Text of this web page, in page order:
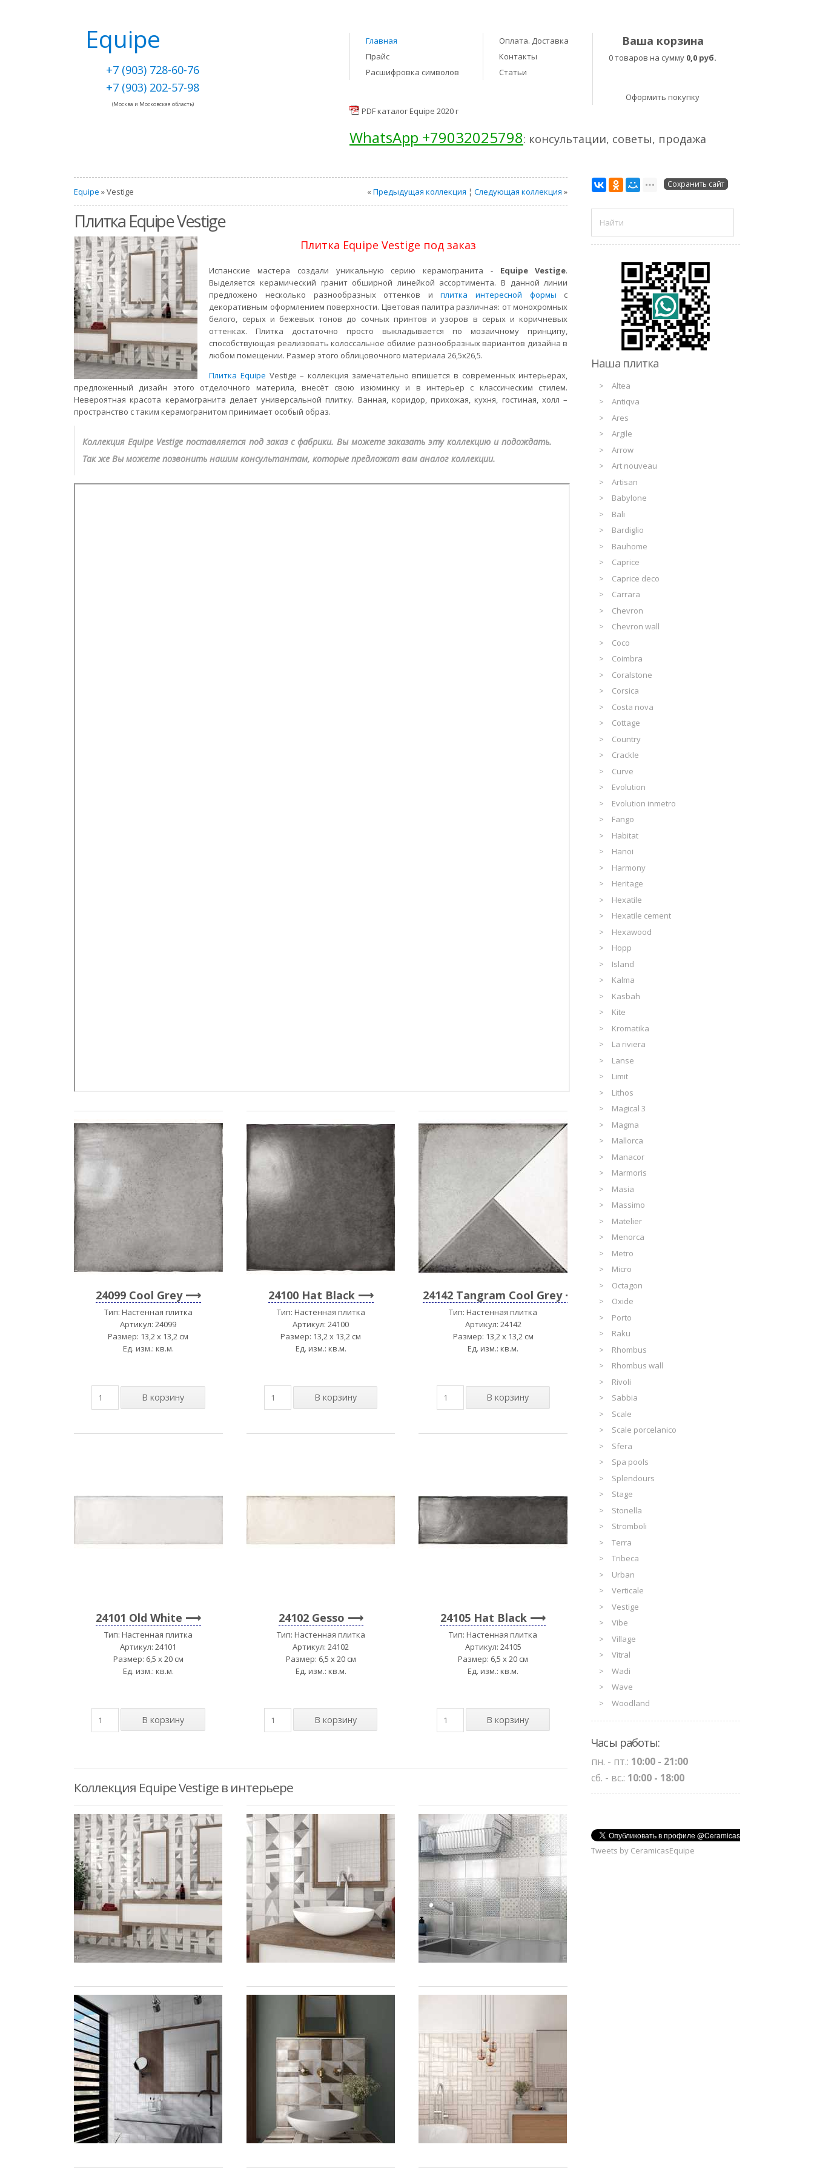
Equipe
+7 (903) 728-60-76
+7 (903) 202-57-98
(Москва и Московская область)
Главная
Прайс
Расшифровка символов
Оплата. Доставка
Контакты
Статьи
Ваша корзина
0 товаров на сумму 0,0 руб.
Оформить покупку
PDF каталог Equipe 2020 г
WhatsApp +79032025798: консультации, советы, продажа
Equipe » Vestige «Предыдущая коллекция ¦Следующая коллекция »
Плитка Equipe Vestige
Плитка Equipe Vestige под заказ
Испанские мастера создали уникальную серию керамогранита - Equipe Vestige.
Выделяется керамический гранит обширной линейкой ассортимента. В данной линии
предложено несколько разнообразных оттенков иплитка интересной формы с
декоративным оформлением поверхности. Цветовая палитра различная: от монохромных
белого, серых и бежевых тонов до сочных принтов и узоров в серых и коричневых
оттенках. Плитка достаточно просто выкладывается по мозаичному принципу,
способствующая реализовать колоссальное обилие разнообразных вариантов дизайна в
любом помещении. Размер этого облицовочного материала 26,5x26,5.
Плитка Equipe Vestige – коллекция замечательно впишется в современных интерьерах,
предложенный дизайн этого отделочного материла, внесёт свою изюминку и в интерьер с классическим стилем.
Невероятная красота керамогранита делает универсальной плитку. Ванная, коридор, прихожая, кухня, гостиная, холл –
пространство с таким керамогранитом принимает особый образ.
Коллекция Equipe Vestige поставляется под заказ с фабрики. Вы можете заказать эту коллекцию и подождать.
Так же Вы можете позвонить нашим консультантам, которые предложат вам аналог коллекции.
24099 Cool Grey
Тип: Настенная плитка
Артикул: 24099
Размер: 13,2 x 13,2 см
Ед. изм.: кв.м.
24100 Hat Black
Тип: Настенная плитка
Артикул: 24100
Размер: 13,2 x 13,2 см
Ед. изм.: кв.м.
24142 Tangram Cool Grey
Тип: Настенная плитка
Артикул: 24142
Размер: 13,2 x 13,2 см
Ед. изм.: кв.м.
24101 Old White
Тип: Настенная плитка
Артикул: 24101
Размер: 6,5 x 20 см
Ед. изм.: кв.м.
24102 Gesso
Тип: Настенная плитка
Артикул: 24102
Размер: 6,5 x 20 см
Ед. изм.: кв.м.
24105 Hat Black
Тип: Настенная плитка
Артикул: 24105
Размер: 6,5 x 20 см
Ед. изм.: кв.м.
Коллекция Equipe Vestige в интерьере
Сохранить сайт
Наша плитка
Altea
Antiqva
Ares
Argile
Arrow
Art nouveau
Artisan
Babylone
Bali
Bardiglio
Bauhome
Caprice
Caprice deco
Carrara
Chevron
Chevron wall
Coco
Coimbra
Coralstone
Corsica
Costa nova
Cottage
Country
Crackle
Curve
Evolution
Evolution inmetro
Fango
Habitat
Hanoi
Harmony
Heritage
Hexatile
Hexatile cement
Hexawood
Hopp
Island
Kalma
Kasbah
Kite
Kromatika
La riviera
Lanse
Limit
Lithos
Magical 3
Magma
Mallorca
Manacor
Marmoris
Masia
Massimo
Matelier
Menorca
Metro
Micro
Octagon
Oxide
Porto
Raku
Rhombus
Rhombus wall
Rivoli
Sabbia
Scale
Scale porcelanico
Sfera
Spa pools
Splendours
Stage
Stonella
Stromboli
Terra
Tribeca
Urban
Verticale
Vestige
Vibe
Village
Vitral
Wadi
Wave
Woodland
Часы работы:
пн. - пт.: 10:00 - 21:00
сб. - вс.: 10:00 - 18:00
Tweets by CeramicasEquipe